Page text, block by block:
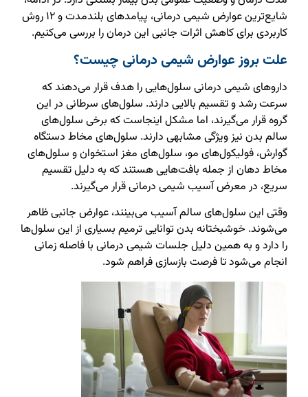
شایع‌ترین عوارض شیمی درمانی، پیامدهای بلندمدت و ۱۲ روش
کاربردی برای کاهش اثرات جانبی این درمان را بررسی می‌کنیم.
علت بروز عوارض شیمی درمانی چیست؟
داروهای شیمی درمانی سلول‌هایی را هدف قرار می‌دهند که
سرعت رشد و تقسیم بالایی دارند. سلول‌های سرطانی در این
گروه قرار می‌گیرند، اما مشکل اینجاست که برخی سلول‌های
سالم بدن نیز ویژگی مشابهی دارند. سلول‌های مخاط دستگاه
گوارش، فولیکول‌های مو، سلول‌های مغز استخوان و سلول‌های
مخاط دهان از جمله بافت‌هایی هستند که به دلیل تقسیم
سریع، در معرض آسیب شیمی درمانی قرار می‌گیرند.
وقتی این سلول‌های سالم آسیب می‌بینند، عوارض جانبی ظاهر
می‌شوند. خوشبختانه بدن توانایی ترمیم بسیاری از این سلول‌ها
را دارد و به همین دلیل جلسات شیمی درمانی با فاصله زمانی
انجام می‌شود تا فرصت بازسازی فراهم شود.